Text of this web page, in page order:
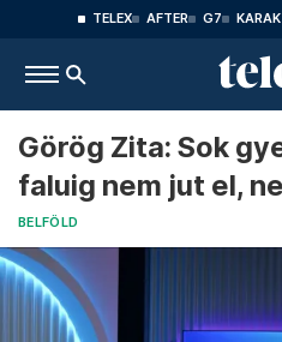
TELEX AFTER G7
Görög Zita: Sok
faluig nem jut el,
BELFÖLD